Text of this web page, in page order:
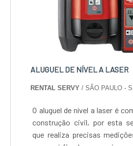
ALUGUEL DE NÍVEL A LASER
RENTAL SERVY / SÃO PAULO -
O aluguel de nível a laser é
construção civil, por esta
que realiza precisas